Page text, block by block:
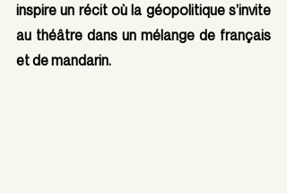
inspire un récit où la géopolitique s’invite
au théâtre dans un mélange de français
et de mandarin.